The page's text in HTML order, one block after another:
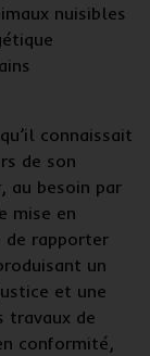
nuisibles
connaissait
de son
au besoin par
mise en
rapporter
un
et une
travaux de
conformité,